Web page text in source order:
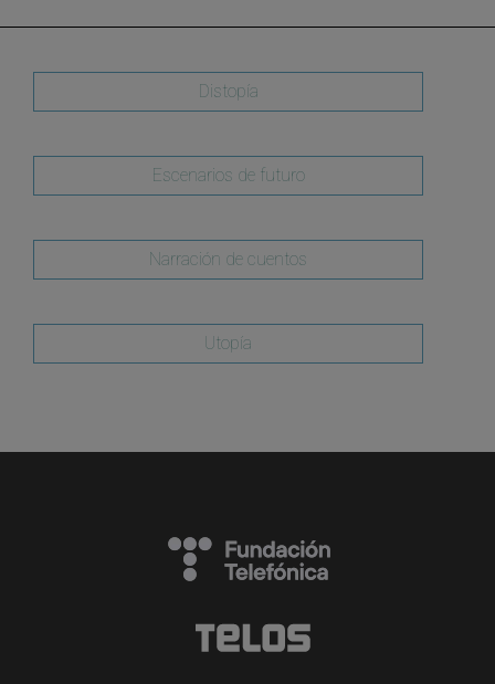
Distopía
Escenarios de futuro
Narración de cuentos
Utopía